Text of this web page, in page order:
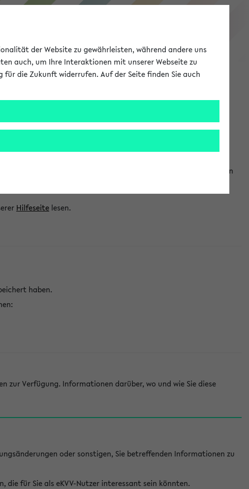
eKVV
einzubinden. Auf diese Weise können Sie einen
Hilfeseite lesen.
haben.
zur Verfügung. Informationen darüber, wo und wie Sie diese
oder sonstigen, Sie betreffenden Informationen zu
die für Sie als eKVV-Nutzer interessant sein könnten.
der Website zu gewährleisten, während andere uns
auch, um Ihre Interaktionen mit unserer Webseite zu
für die Zukunft widerrufen. Auf der Seite finden Sie auch